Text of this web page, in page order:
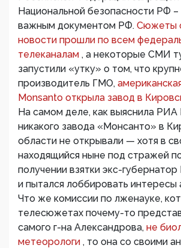
Национальной безопасности РФ
важным документом РФ. Сюжеты
новости прошли по всем
телеканалам , а некоторые СМИ
запустили «утку» о том, что
производитель ГМО,
Monsanto открыла завод в
На самом деле, как выяснила
никакого завода «Монсанто» в
области не открывали — хотя в
находящийся ныне под стражей
получении взятки экс-
и пытался лоббировать интересы
Что же комиссии по лженауке,
телесюжетах почему-то
самого г-на Александрова, не
метеорологи , то она со своими